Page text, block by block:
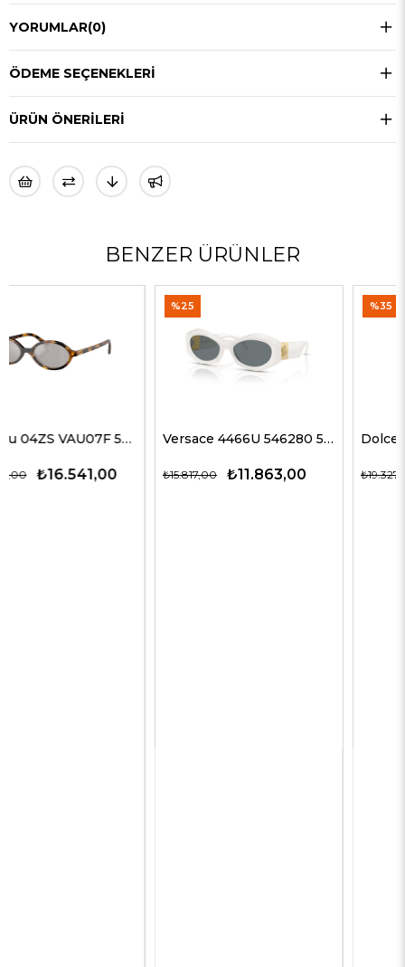
YORUMLAR(0)
ÖDEME SEÇENEKLERI
ÜRÜN ÖNERILERI
BENZER ÜRÜNLER
Versace 4466U 546280 54 G Kadın Güneş Gözlükleri
₺11.863,00
₺15.817,00
Dolce Gabbana 4469 501/87 59 G Kadın Güneş Gözlükleri
₺12.563,00
₺19.327,00